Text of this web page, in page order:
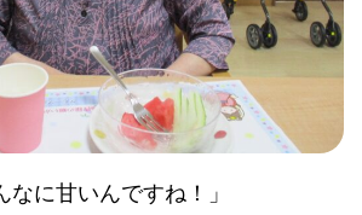
なに甘いんですね！」